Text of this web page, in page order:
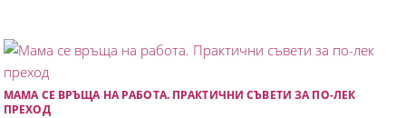
МАМА СЕ ВРЪЩА НА РАБОТА. ПРАКТИЧНИ СЪВЕТИ ЗА ПО-ЛЕК
ПРЕХОД